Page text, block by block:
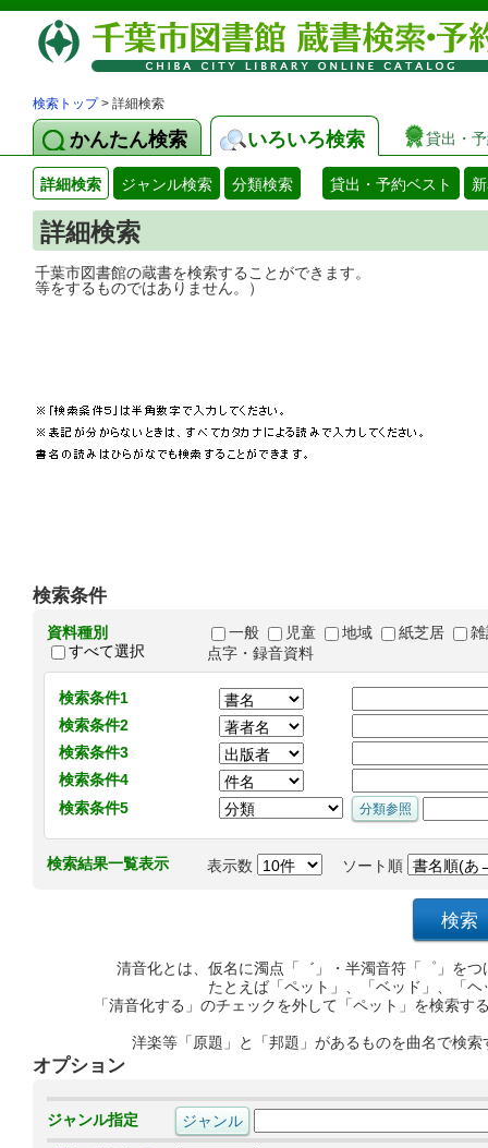
検索トップ> 詳細検索
かんたん検索 いろいろ検索 貸出・
詳細検索 ジャンル検索 分類検索 貸出・予約ベスト
詳細検索
千葉市図書館の蔵書を検索することがで
等をするものではありません。）
検索条件
資料種別
すべて選択
一般 児童 地域 紙芝居
点字・録音資料
検索条件1
検索条件2
検索条件3
検索条件4
検索条件5
検索結果一覧表示 表示数 ソート順
清音化とは、仮名に濁点「゛」・半濁音符「゜」を
たとえば「ペット」、「ベッド」、「
「清音化する」のチェックを外して「ペット」を検索
洋楽等「原題」と「邦題」があるものを曲名で検
オプション
ジャンル指定